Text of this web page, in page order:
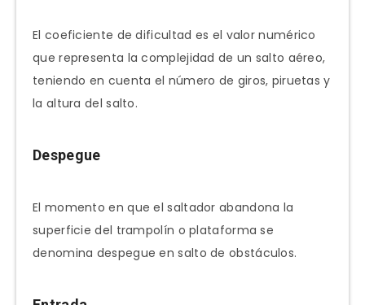
El coeficiente de dificultad es el valor numérico
que representa la complejidad de un salto aéreo,
teniendo en cuenta el número de giros, piruetas y
la altura del salto.
Despegue
El momento en que el saltador abandona la
superficie del trampolín o plataforma se
denomina despegue en salto de obstáculos.